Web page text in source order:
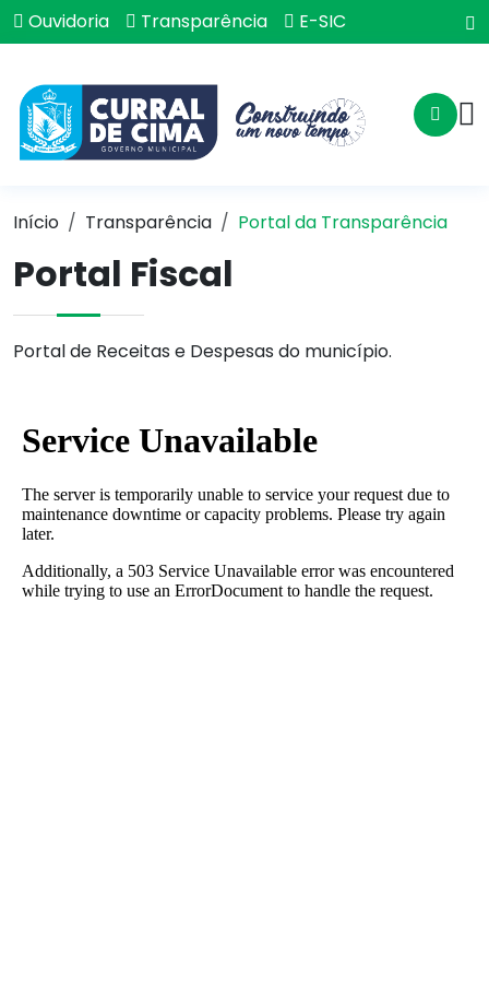
Ouvidoria Transparência E-SIC
Início Transparência Portal da Transparência
Portal Fiscal
Portal de Receitas e Despesas do município.